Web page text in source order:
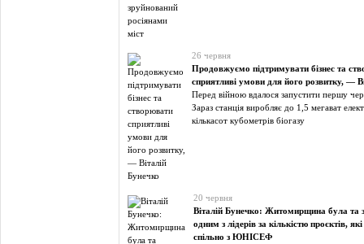
26 червня
Продовжуємо підтримувати бізнес та
сприятливі умови для його розвитку, —
Перед війною вдалося запустити першу
Зараз станція виробляє до 1,5 мегават
кількасот кубометрів біогазу
20 червня
Віталій Бунечко: Житомирщина була та
одним з лідерів за кількістю проєктів,
спільно з ЮНІСЕФ